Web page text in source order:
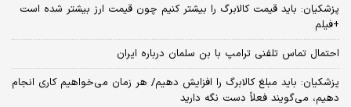
پزشکیان: باید قیمت کالابرگ را بیشتر کنیم چون قیمت ارز بیشتر شده است
+فیلم
احتمال تماس تلفنی ترامپ با بن سلمان درباره ایران
پزشکیان: باید مبلغ کالابرگ را افزایش دهیم/ هر زمان می‌خواهیم کاری انجام
دهیم، می‌گویند فعلاً دست نگه دارید